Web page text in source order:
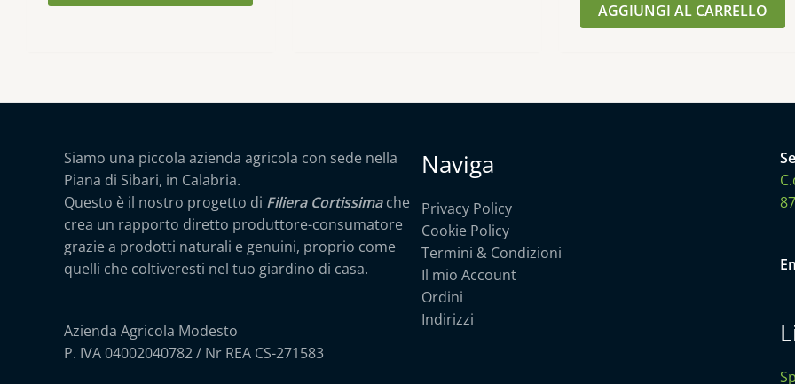
AGGIUNGI AL CARRELLO
Siamo una piccola azienda agricola con sede nella
Piana di Sibari, in Calabria.
Questo è il nostro progetto di Filiera Cortissimache
crea un rapporto diretto produttore-consumatore
grazie a prodotti naturali e genuini, proprio come
quelli che coltiveresti nel tuo giardino di casa.
Azienda Agricola Modesto
P. IVA 04002040782 / Nr REA CS-271583
Naviga
Privacy Policy
Cookie Policy
Termini & Condizioni
Il mio Account
Ordini
Indirizzi